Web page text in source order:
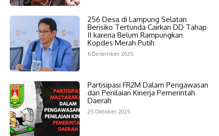
256 Desa di Lampung Selatan
Berisiko Tertunda Cairkan DD Tahap
II karena Belum Rampungkan
Kopdes Merah Putih
6 Desember 2025
Partisipasi FR2M Dalam Pengawasan
dan Penilaian Kinerja Pemerintah
Daerah
25 Oktober 2025